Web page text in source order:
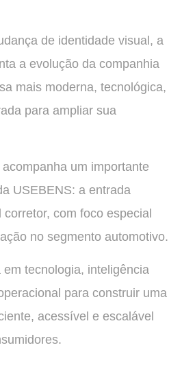
de identidade visual, a
a evolução da companhia
mais moderna, tecnológica,
para ampliar sua
um importante
USEBENS: a entrada
com foco especial
no segmento automotivo.
tecnologia, inteligência
para construir uma
acessível e escalável